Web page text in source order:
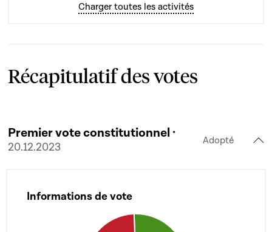
Charger toutes les activités
Récapitulatif des votes
Premier vote constitutionnel ·
20.12.2023
Adopté
Informations de vote